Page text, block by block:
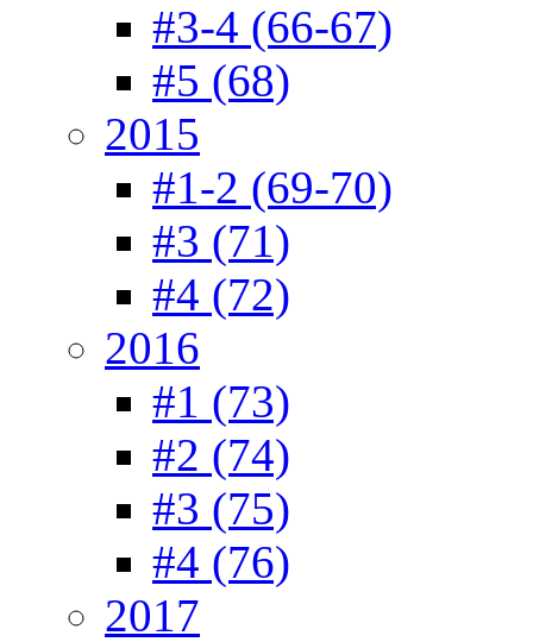
#3-4 (66-67)
#5 (68)
2015
#1-2 (69-70)
#3 (71)
#4 (72)
2016
#1 (73)
#2 (74)
#3 (75)
#4 (76)
2017